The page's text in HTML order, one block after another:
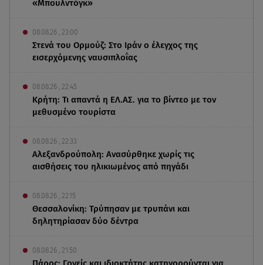
«Μπουλντόγκ»
08.08.26 , 23:00
Στενά του Ορμούζ: Στο Ιράν ο έλεγχος της
εισερχόμενης ναυσιπλοΐας
08.08.26 , 22:45
Κρήτη: Τι απαντά η ΕΛ.ΑΣ. για το βίντεο με τον
μεθυσμένο τουρίστα
08.08.26 , 22:33
Αλεξανδρούπολη: Ανασύρθηκε χωρίς τις
αισθήσεις του ηλικιωμένος από πηγάδι
08.08.26 , 22:15
Θεσσαλονίκη: Τρύπησαν με τρυπάνι και
δηλητηρίασαν δύο δέντρα
08.08.26 , 21:50